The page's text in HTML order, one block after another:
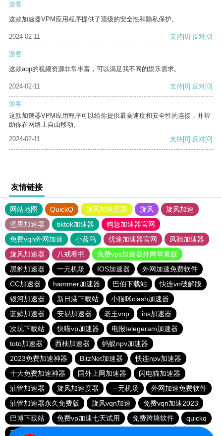
游客
这款加速器VPM应用程序提供了顶级的安全性和隐私保护。
2024-02-11 支持[0] 反对[0]
游客
这款app的视频资源非常丰富，可以满足我不同的娱乐需求。
2024-02-11 支持[0] 反对[0]
游客
这款加速器VPM应用程序可以给你提供最高速度和安全性的连接，并帮
助你在网络上自由移动。
2024-02-11
支持[0] 反对[0]
友情链接
网站地图 QuickQ 旋风加速度器 旋风
旋风加速
坚果加速器
tiktok加速器
狗急加速器官网
免费vqn外网加速
小蓝鸟 优途加速器官网
风驰加速器
旋风加速器
八戒看书
免费vps加速器外网苹果版
黑豹加速器
一元机场 IOS加速器
外网加速免费软件
CC加速器
hammer加速器 巴伯下载站
快连vn破解版
银河加速器
新日港下载站
小猫咪ciash加速器
蓝鲸加速器
安易加速器 老王vnp
ins加速器
次玩下载站
快喵vp加速器
电报telegeram加速器
toto加速器
西柚加速器
蚂蚁npv加速器
2023免费加速神器
BitzNet加速器
快连npv加速器
十大免费加速神器
国外上网加速器
闪电猫加速器
油管加速器
旋风加速度器 一元机场
外网加速免费软件
油管加速器永久免费版
旋风vqn加速
免费vqn加速2023
巴博下载站
免费vp加速七天试用 免费跨墙软件
quickq
西柚加速器